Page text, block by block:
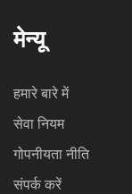
मेन्यू
हमारे बारे में
सेवा नियम
गोपनीयता नीति
संपर्क करें